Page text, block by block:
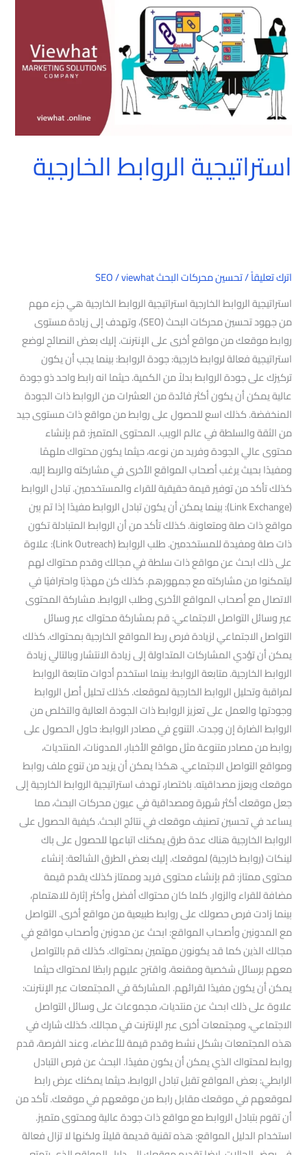
استراتيجية الروابط الخارجية
اترك تعليقاً/تحسين محركات البحث SEO /viewhat
استراتيجية الروابط الخارجية استراتيجية الروابط الخارجية هي جزء مهم
من جهود تحسين محركات البحث (SEO)، وتهدف إلى زيادة مستوى
روابط موقعك من مواقع أخرى على الإنترنت. إليك بعض النصائح لوضع
استراتيجية فعالة لروابط خارجية: جودة الروابط: بينما يجب أن يكون
تركيزك على جودة الروابط بدلاً من الكمية. حيثما انه رابط واحد ذو جودة
عالية يمكن أن يكون أكثر فائدة من العشرات من الروابط ذات الجودة
المنخفضة. كذلك اسع للحصول على روابط من مواقع ذات مستوى جيد
من الثقة والسلطة في عالم الويب. المحتوى المتميز: قم بإنشاء
محتوى عالي الجودة وفريد من نوعه، حيثما يكون محتواك ملهمًا
ومفيدًا بحيث يرغب أصحاب المواقع الأخرى في مشاركته والربط إليه.
كذلك تأكد من توفير قيمة حقيقية للقراء والمستخدمين. تبادل الروابط
(Link Exchange): بينما يمكن أن يكون تبادل الروابط مفيدًا إذا تم بين
مواقع ذات صلة ومتعاونة. كذلك تأكد من أن الروابط المتبادلة تكون
ذات صلة ومفيدة للمستخدمين. طلب الروابط (Link Outreach): علاوة
على ذلك ابحث عن مواقع ذات سلطة في مجالك وقدم محتواك لهم
ليتمكنوا من مشاركته مع جمهورهم. كذلك كن مهذبًا واحترافيًا في
الاتصال مع أصحاب المواقع الأخرى وطلب الروابط. مشاركة المحتوى
عبر وسائل التواصل الاجتماعي: قم بمشاركة محتواك عبر وسائل
التواصل الاجتماعي لزيادة فرص ربط المواقع الخارجية بمحتواك. كذلك
يمكن أن تؤدي المشاركات المتداولة إلى زيادة الانتشار وبالتالي زيادة
الروابط الخارجية. متابعة الروابط: بينما استخدم أدوات متابعة الروابط
لمراقبة وتحليل الروابط الخارجية لموقعك. كذلك تحليل أصل الروابط
وجودتها والعمل على تعزيز الروابط ذات الجودة العالية والتخلص من
الروابط الضارة إن وجدت. التنوع في مصادر الروابط: حاول الحصول على
روابط من مصادر متنوعة مثل مواقع الأخبار، المدونات، المنتديات،
ومواقع التواصل الاجتماعي. هكذا يمكن أن يزيد من تنوع ملف روابط
موقعك ويعزز مصداقيته. باختصار، تهدف استراتيجية الروابط الخارجية إلى
جعل موقعك أكثر شهرة ومصداقية في عيون محركات البحث، مما
يساعد في تحسين تصنيف موقعك في نتائج البحث. كيفية الحصول على
الروابط الخارجية هناك عدة طرق يمكنك اتباعها للحصول على باك
لينكات (روابط خارجية) لموقعك. إليك بعض الطرق الشائعة: إنشاء
محتوى ممتاز: قم بإنشاء محتوى فريد وممتاز كذلك يقدم قيمة
مضافة للقراء والزوار. كلما كان محتواك أفضل وأكثر إثارة للاهتمام،
بينما زادت فرص حصولك على روابط طبيعية من مواقع أخرى. التواصل
مع المدونين وأصحاب المواقع: ابحث عن مدونين وأصحاب مواقع في
مجالك الذين كما قد يكونون مهتمين بمحتواك. كذلك قم بالتواصل
معهم برسائل شخصية ومقنعة، واقترح عليهم رابطًا لمحتواك حيثما
يمكن أن يكون مفيدًا لقرائهم. المشاركة في المجتمعات عبر الإنترنت:
علاوة على ذلك ابحث عن منتديات، مجموعات على وسائل التواصل
الاجتماعي، ومجتمعات أخرى عبر الإنترنت في مجالك. كذلك شارك في
هذه المجتمعات بشكل نشط وقدم قيمة للأعضاء، وعند الفرصة، قدم
روابط لمحتواك الذي يمكن أن يكون مفيدًا. البحث عن فرص التبادل
الرابطي: بعض المواقع تقبل تبادل الروابط، حيثما يمكنك عرض رابط
لموقعهم في موقعك مقابل رابط من موقعهم في موقعك. تأكد من
أن تقوم بتبادل الروابط مع مواقع ذات جودة عالية ومحتوى متميز.
استخدام الدليل المواقع: هذه تقنية قديمة قليلاً ولكنها لا تزال فعالة